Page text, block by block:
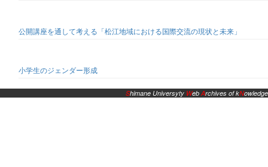
公開講座を通して考える「松江地域における国際交流の現状と未来」
小学生のジェンダー形成
Shimane Universyty WebArchives of kNowledge